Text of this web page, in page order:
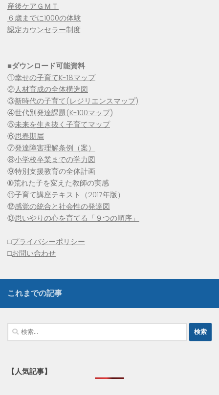
産後ケアＧＭＴ
６歳までに1000の体験
認定カウンセラー制度
■ダウンロード可能資料
①幸せの子育てK-18マップ
②人材育成の全体構造図
③新時代の子育て(レジリエンスマップ)
④世代別発達課題(K-100マップ)
⑤未来を生き抜く子育てマップ
⑥思春期届
⑦発達障害理解条例（案）
⑧小学校卒業までの学力図
⑨特別支援教育の全体計画
➉荒れた子を変えた教師の実感
⑪子育て講座テキスト（2017年版）
⑫感覚の統合と社会性の発達図
⑬思いやりの心を育てる「９つの順序」
□プライバシーポリシー
□お問い合わせ
これまでの記事
検
索:
【人気記事】